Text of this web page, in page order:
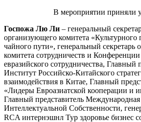
В мероприятии приняли
Госпожа Лю Ли – генеральный
организующего комитета «Культурного
чайного пути», генеральный секретарь
комитета сотрудничеств и
евразийского сотрудничества, Главный
Институт Российско-Китайского
взаимодействия в Китае, Главный
«Лидеры Евроазиатской кооперации и
Главный представитель
Интеллектуальной Собственности,
RCA интернэшнл Тур здоровье бизнес